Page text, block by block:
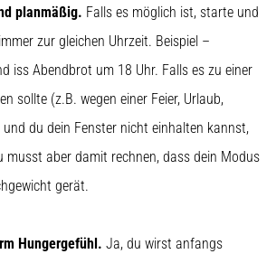
planmäßig. Falls es möglich ist, starte und
zur gleichen Uhrzeit. Beispiel –
iss Abendbrot um 18 Uhr. Falls es zu einer
sollte (z.B. wegen einer Feier, Urlaub,
du dein Fenster nicht einhalten kannst,
musst aber damit rechnen, dass dein Modus
gerät.
Hungergefühl. Ja, du wirst anfangs